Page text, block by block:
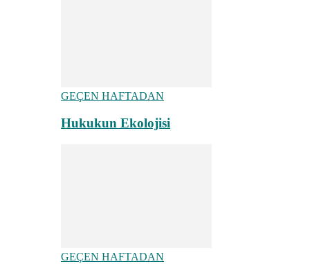
GEÇEN HAFTADAN
Hukukun Ekolojisi
GEÇEN HAFTADAN